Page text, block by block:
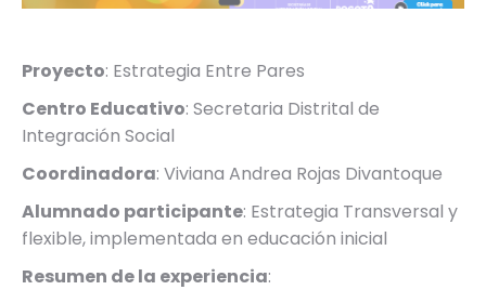
Proyecto: Estrategia Entre Pares
Centro Educativo: Secretaria Distrital de
Integración Social
Coordinadora: Viviana Andrea Rojas Divantoque
Alumnado participante: Estrategia Transversal y
flexible, implementada en educación inicial
Resumen de la experiencia: